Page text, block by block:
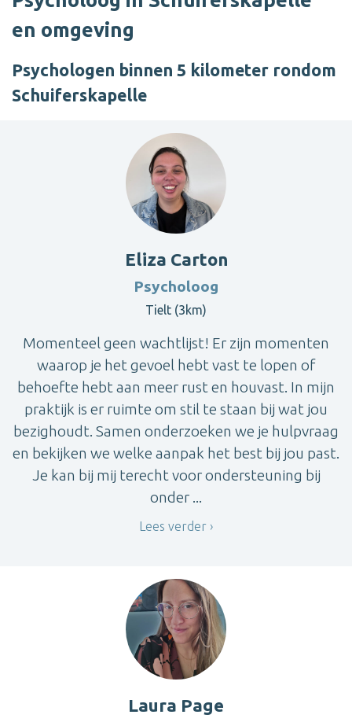
en omgeving
Psychologen binnen 5 kilometer rondom
Schuiferskapelle
Eliza Carton
Psycholoog
Tielt (3km)
Momenteel geen wachtlijst! Er zijn momenten
waarop je het gevoel hebt vast te lopen of
behoefte hebt aan meer rust en houvast. In mijn
praktijk is er ruimte om stil te staan bij wat jou
bezighoudt. Samen onderzoeken we je hulpvraag
en bekijken we welke aanpak het best bij jou past.
Je kan bij mij terecht voor ondersteuning bij
onder ...
Lees verder
Laura Page